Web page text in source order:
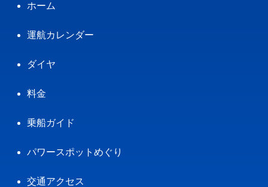
ホーム
運航カレンダー
ダイヤ
料金
乗船ガイド
パワースポットめぐり
交通アクセス